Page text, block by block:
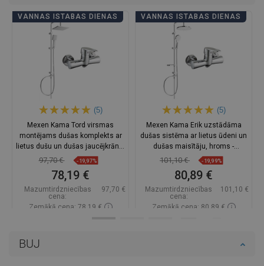
BUJ
VANNAS ISTABAS DIENAS
(5)
Mexen Kama Tord virsmas
montējams dušas komplekts ar
lietus dušu un dušas jaucējkrānu,
hroms - 72540200-00
97,70 € -19,97%
78,19 €
Mazumtirdzniecības
cena:
97,70 €
Zemākā cena: 78,19 €
VANNAS ISTABAS DIENAS
(5)
Mexen Kama Erik uzstādāma
dušas sistēma ar lietus ūdeni un
dušas maisītāju, hroms -
72540205-00
101,10 € -19,99%
80,89 €
Mazumtirdzniecības
cena:
101,10 €
Zemākā cena: 80,89 €